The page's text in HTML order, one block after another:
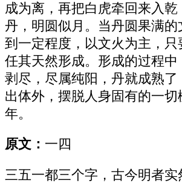
成为离，再把白虎牵回来入
丹，明圆似月。当丹圆果满
到一定程度，以文火为主，只
任其天然形成。形成的过程中
剥尽，尽属纯阳，丹就成熟
出体外，摆脱人身固有的一切
年。
原文： 一四
三五一都三个字，古今明者实